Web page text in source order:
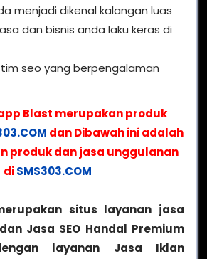
menjadi dikenal kalangan luas
dan bisnis anda laku keras di
tim seo yang berpengalaman
Blast merupakan produk
dan Dibawah ini adalah
produk dan jasa unggulanan
diSMS303.COM
situs layanan jasa
Jasa SEO Handal Premium
layanan Jasa Iklan